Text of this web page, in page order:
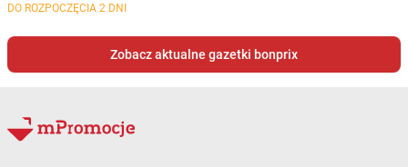
DO ROZPOCZĘCIA 2 DNI
Zobacz aktualne gazetki bonprix